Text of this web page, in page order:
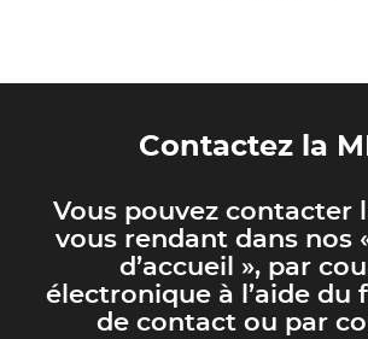
Contactez la
Vous pouvez contacter
vous rendant dans nos
d’accueil », par
électronique à l’aide du
de contact ou par